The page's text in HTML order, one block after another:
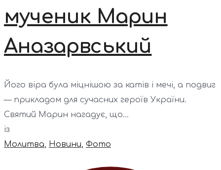
мученик Марин
Аназарвський
Його віра була міцнішою за катів і мечі, а подвиг
— прикладом для сучасних героїв України.
Святий Марин нагадує, що...
із
Молитва, Новини, Фото